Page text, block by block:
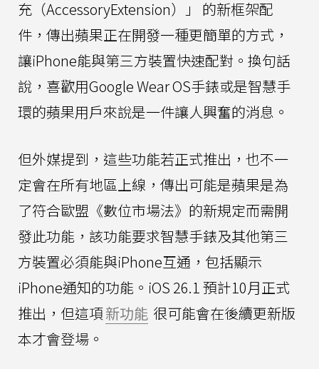
充（AccessoryExtension）」 的新框架配
件，傳出蘋果正在開發一種更簡單的方式，
讓iPhone能與第三方裝置快速配對。換句話
說，喜歡用Google Wear OS手錶或是智慧手
環的蘋果用戶來說是一件讓人興奮的消息。
但外媒提到，這些功能若正式推出，也不一
定會在所有地區上線，傳出可能是蘋果是為
了符合歐盟《數位市場法》的新規定而需開
發此功能，該功能要求智慧手錶及其他第三
方裝置必須能與iPhone互通，包括顯示
iPhone通知的功能。iOS 26.1 預計10月正式
推出，但這項新功能 很可能會在後續更新版
本才會登場。